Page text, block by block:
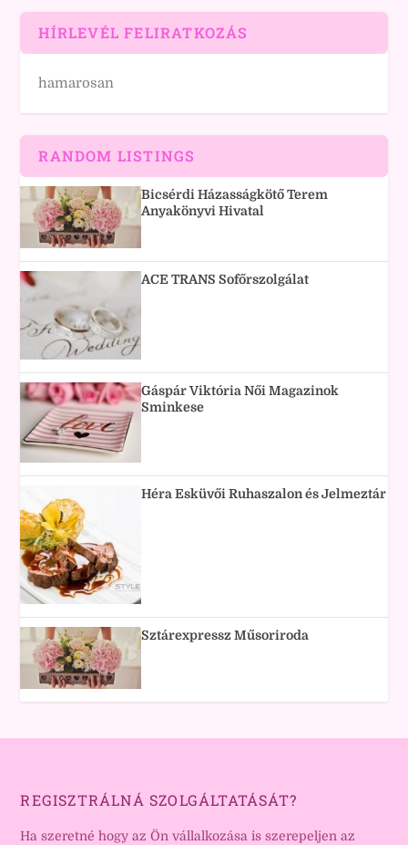
HÍRLEVÉL FELIRATKOZÁS
hamarosan
RANDOM LISTINGS
Bicsérdi Házasságkötő Terem
Anyakönyvi Hivatal
ACE TRANS Sofőrszolgálat
Gáspár Viktória Női Magazinok
Sminkese
Héra Esküvői Ruhaszalon és Jelmeztár
Sztárexpressz Műsoriroda
REGISZTRÁLNÁ SZOLGÁLTATÁSÁT?
Ha szeretné hogy az Ön vállalkozása is szerepeljen az